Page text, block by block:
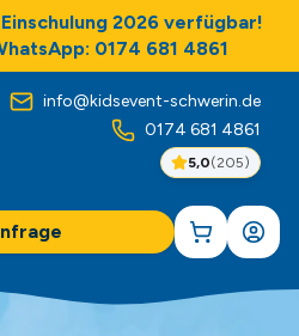
2026 verfügbar!
0174 681 4861
info@kidsevent-schwerin.de
0174 681 4861
5,0(205)